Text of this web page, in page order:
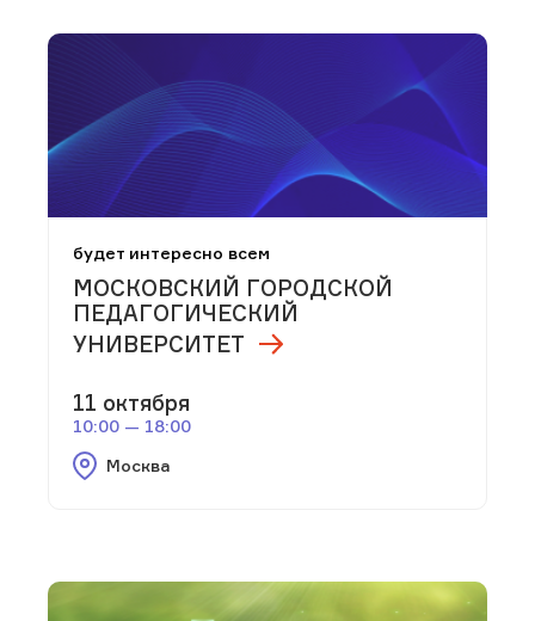
будет интересно всем
МОСКОВСКИЙ ГОРОДСКОЙ
ПЕДАГОГИЧЕСКИЙ
УНИВЕРСИТЕТ
11 октября
10:00 — 18:00
Москва